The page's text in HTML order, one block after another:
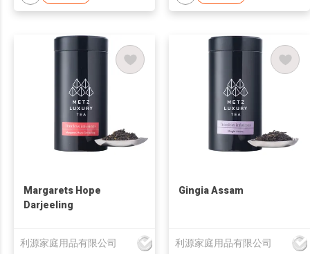
Margarets Hope
Darjeeling
利源家庭用品有限公司
Gingia Assam
利源家庭用品有限公司